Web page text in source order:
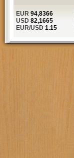
EUR 94,8366
USD 82,1665
EUR/USD 1.15